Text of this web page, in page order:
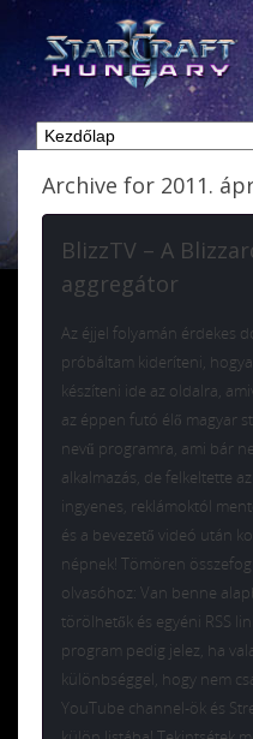
Archive for 2011.
BlizzTV – A
aggregátor
Az éjjel folyamán érdekes
próbáltam kideríteni,
készíteni ide az oldalra,
az éppen futó élő magyar
nevű programra, ami bár
alkalmazás, de felkeltette
ingyenes, reklámoktól
és a bevezető videó után
népnek! Tömören
olvasóhoz: Van benne
törölhetők és egyéni RSS
program pedig jelez, ha
különbséggel, hogy nem
YouTube channel-ök és